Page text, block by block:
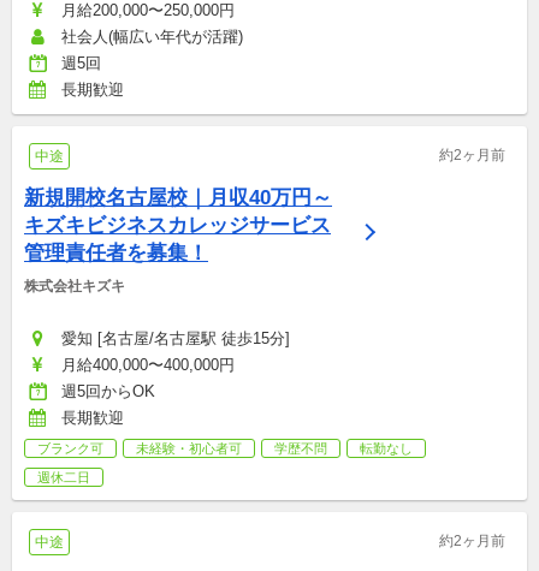
月給200,000〜250,000円
社会人(幅広い年代が活躍)
週5回
長期歓迎
中途 約2ヶ月前
新規開校名古屋校｜月収40万円～
キズキビジネスカレッジサービス
管理責任者を募集！
株式会社キズキ
愛知 [名古屋/名古屋駅 徒歩15分]
月給400,000〜400,000円
週5回からOK
長期歓迎
ブランク可 未経験・初心者可 学歴不問
転勤なし
週休二日
中途 約2ヶ月前